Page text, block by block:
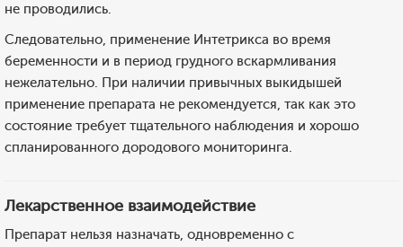
не проводились.
Следовательно, применение Интетрикса во время
беременности и в период грудного вскармливания
нежелательно. При наличии привычных выкидышей
применение препарата не рекомендуется, так как это
состояние требует тщательного наблюдения и хорошо
спланированного дородового мониторинга.
Лекарственное взаимодействие
Препарат нельзя назначать, одновременно с